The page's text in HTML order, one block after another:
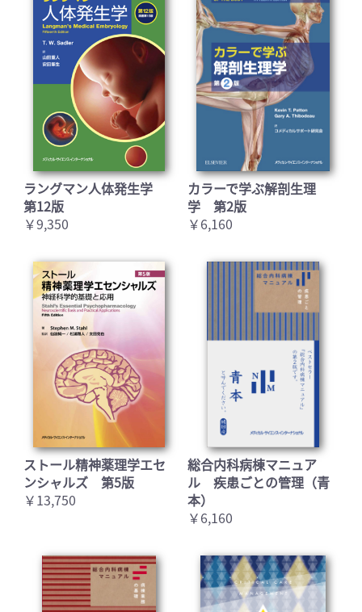
ラングマン人体発生学
第12版
￥9,350
カラーで学ぶ解剖生理
学 第2版
￥6,160
ストール精神薬理学エセ
ンシャルズ 第5版
￥13,750
総合内科病棟マニュア
ル 疾患ごとの管理（青
本）
￥6,160